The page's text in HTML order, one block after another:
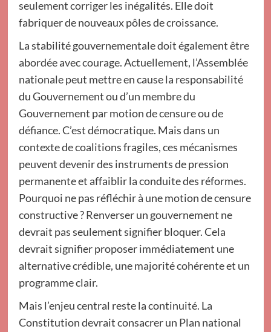
seulement corriger les inégalités. Elle doit
fabriquer de nouveaux pôles de croissance.
La stabilité gouvernementale doit également être
abordée avec courage. Actuellement, l’Assemblée
nationale peut mettre en cause la responsabilité
du Gouvernement ou d’un membre du
Gouvernement par motion de censure ou de
défiance. C’est démocratique. Mais dans un
contexte de coalitions fragiles, ces mécanismes
peuvent devenir des instruments de pression
permanente et affaiblir la conduite des réformes.
Pourquoi ne pas réfléchir à une motion de censure
constructive ? Renverser un gouvernement ne
devrait pas seulement signifier bloquer. Cela
devrait signifier proposer immédiatement une
alternative crédible, une majorité cohérente et un
programme clair.
Mais l’enjeu central reste la continuité. La
Constitution devrait consacrer un Plan national